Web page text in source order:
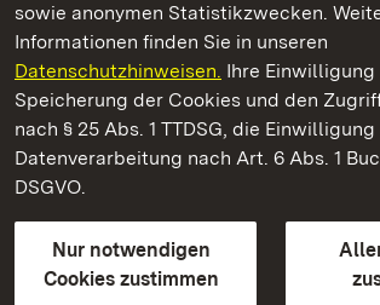
sowie anonymen Statistikzwecken.
Informationen finden Sie in unseren
Datenschutzhinweisen. Ihre Einwilligung
Speicherung der Cookies und den
nach § 25 Abs. 1 TTDSG, die
Datenverarbeitung nach Art. 6 Abs. 1
DSGVO.
Nur notwendigen
Cookies zustimmen
Staatliche Schlösser und Gärten
Staatliche Schlösser und Gärten
Kontakt
GebärdenspracheLeichte Sprache
Erklärung zur Barrierefreiheit
BITV-konform (geprüfte Seiten)